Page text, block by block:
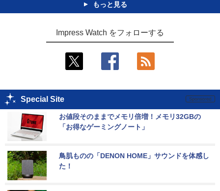
もっと見る
Impress Watch をフォローする
Special Site
お値段そのままでメモリ倍増！メモリ32GBの
「お得なゲーミングノート」
鳥肌ものの「DENON HOME」サウンドを体感し
た！